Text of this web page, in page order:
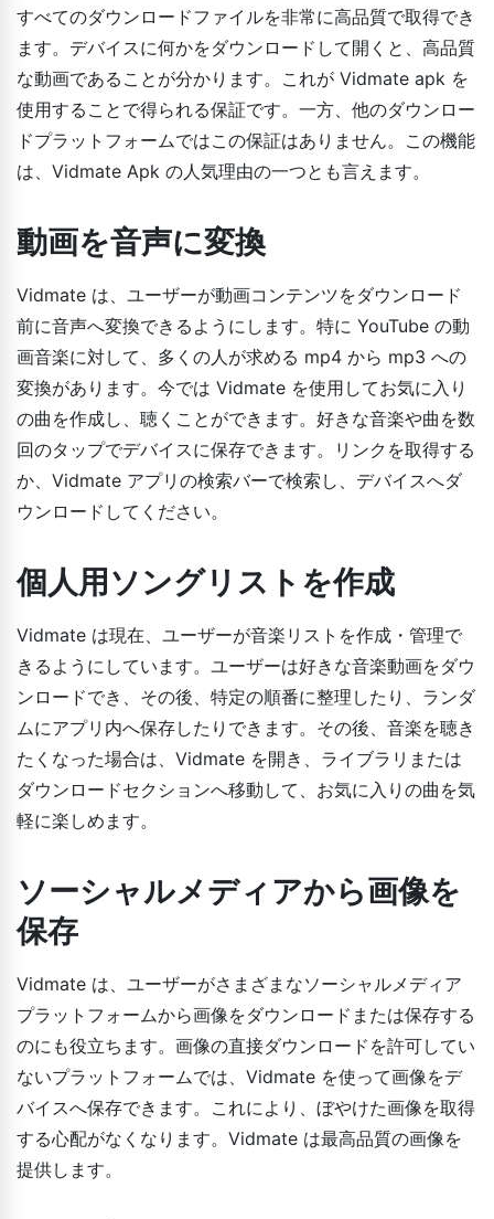
すべてのダウンロードファイルを非常に高品質で取得でき
ます。デバイスに何かをダウンロードして開くと、高品質
な動画であることが分かります。これが Vidmate apk を
使用することで得られる保証です。一方、他のダウンロー
ドプラットフォームではこの保証はありません。この機能
は、Vidmate Apk の人気理由の一つとも言えます。
動画を音声に変換
Vidmate は、ユーザーが動画コンテンツをダウンロード
前に音声へ変換できるようにします。特に YouTube の動
画音楽に対して、多くの人が求める mp4 から mp3 への
変換があります。今では Vidmate を使用してお気に入り
の曲を作成し、聴くことができます。好きな音楽や曲を数
回のタップでデバイスに保存できます。リンクを取得する
か、Vidmate アプリの検索バーで検索し、デバイスへダ
ウンロードしてください。
個人用ソングリストを作成
Vidmate は現在、ユーザーが音楽リストを作成・管理で
きるようにしています。ユーザーは好きな音楽動画をダウ
ンロードでき、その後、特定の順番に整理したり、ランダ
ムにアプリ内へ保存したりできます。その後、音楽を聴き
たくなった場合は、Vidmate を開き、ライブラリまたは
ダウンロードセクションへ移動して、お気に入りの曲を気
軽に楽しめます。
ソーシャルメディアから画像を
保存
Vidmate は、ユーザーがさまざまなソーシャルメディア
プラットフォームから画像をダウンロードまたは保存する
のにも役立ちます。画像の直接ダウンロードを許可してい
ないプラットフォームでは、Vidmate を使って画像をデ
バイスへ保存できます。これにより、ぼやけた画像を取得
する心配がなくなります。Vidmate は最高品質の画像を
提供します。